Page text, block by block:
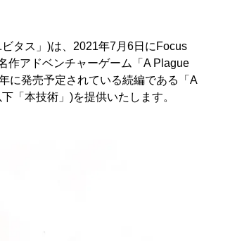
タス」)は、2021年7月6日にFocus
作アドベンチャーゲーム「A Plague
に発売予定されている続編である「A
「本技術」)を提供いたします。